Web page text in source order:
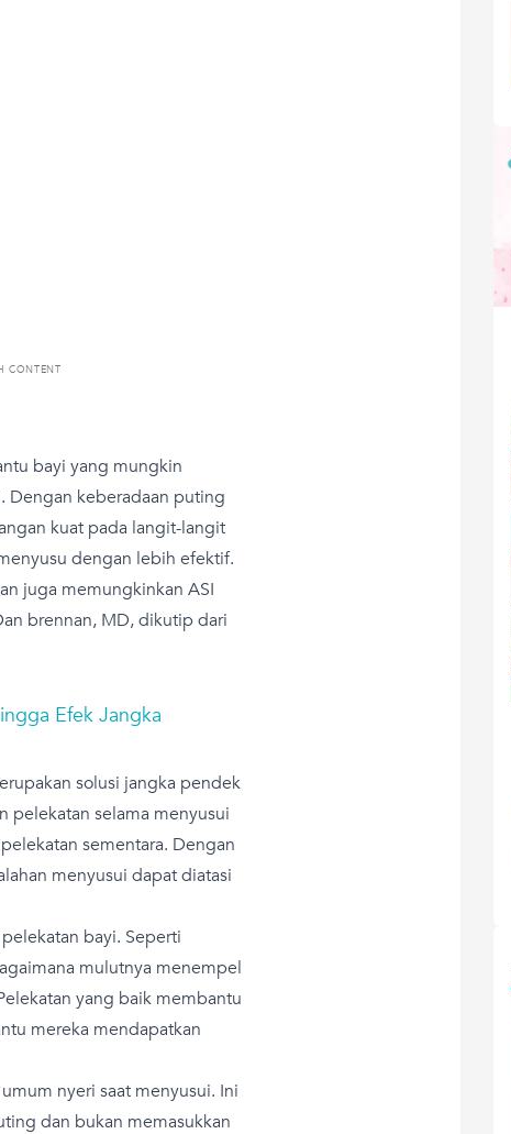
CONTENT
bayi yang mungkin
Dengan keberadaan puting
kuat pada langit-langit
dengan lebih efektif.
juga memungkinkan ASI
brennan, MD, dikutip dari
Efek Jangka
solusi jangka pendek
pelekatan selama menyusui
sementara. Dengan
menyusui dapat diatasi
bayi. Seperti
mulutnya menempel
yang baik membantu
mereka mendapatkan
nyeri saat menyusui. Ini
dan bukan memasukkan